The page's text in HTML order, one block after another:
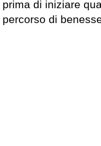
prima di iniziare
percorso di